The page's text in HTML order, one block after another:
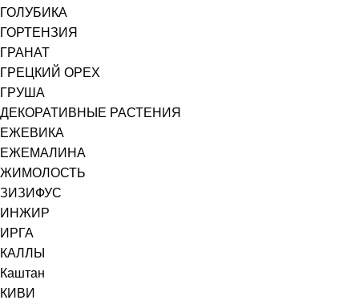
ГОЛУБИКА
ГОРТЕНЗИЯ
ГРАНАТ
ГРЕЦКИЙ ОРЕХ
ГРУША
ДЕКОРАТИВНЫЕ РАСТЕНИЯ
ЕЖЕВИКА
ЕЖЕМАЛИНА
ЖИМОЛОСТЬ
ЗИЗИФУС
ИНЖИР
ИРГА
КАЛЛЫ
Каштан
КИВИ